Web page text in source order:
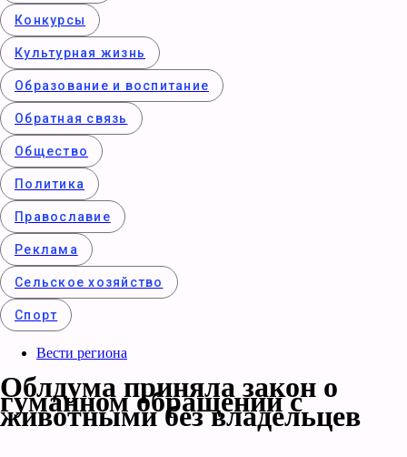
Конкурcы
Культурная жизнь
Образование и воспитание
Обратная связь
Общество
Политика
Православие
Реклама
Сельское хозяйство
Спорт
Вести региона
Облдума приняла закон о
гуманном обращении с
животными без владельцев